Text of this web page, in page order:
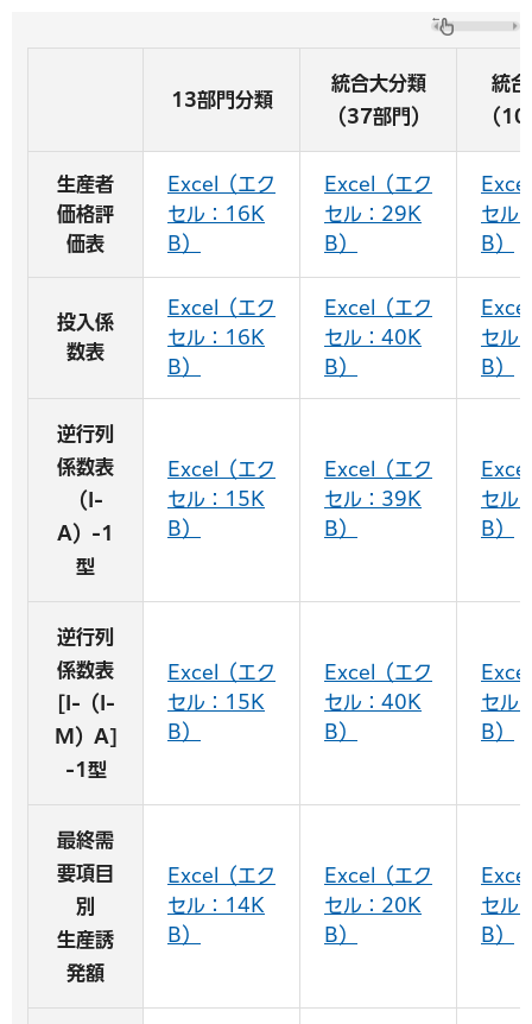
13部門分類
統合大分類
（37部門）
統
（
生産者
価格評
価表
Excel（エク
セル：16K
B）
Excel（エク
セル：29K
B）
セル
B）
投入係
数表
Excel（エク
セル：16K
B）
Excel（エク
セル：40K
B）
セル
B）
逆行列
係数表
（I-
A）-1
型
Excel（エク
セル：15K
B）
Excel（エク
セル：39K
B）
セル
B）
逆行列
係数表
[I-（I-
M）A]
-1型
Excel（エク
セル：15K
B）
Excel（エク
セル：40K
B）
セル
B）
最終需
要項目
別
生産誘
発額
Excel（エク
セル：14K
B）
Excel（エク
セル：20K
B）
セル
B）